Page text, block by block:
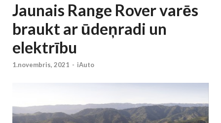
Jaunais Range Rover varēs
braukt ar ūdeņradi un
elektrību
1.novembris, 2021 - iAuto